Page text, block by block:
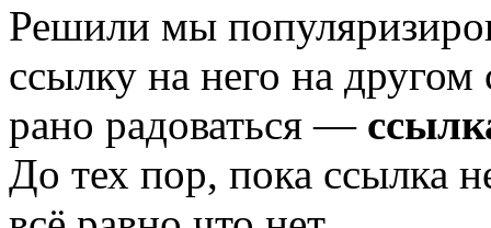
Решили мы
ссылку на него на
рано радоваться —
До тех пор, пока ссылка